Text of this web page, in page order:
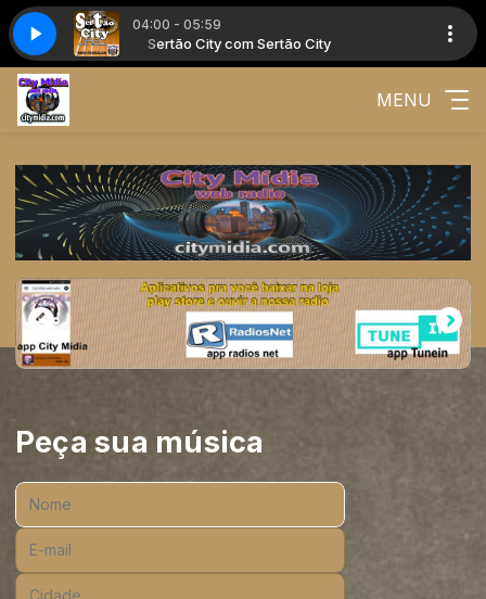
04:00 - 05:59
Sertão City com Sertão City
MENU
Peça sua música
Nome:
E-mail:
Cidade: